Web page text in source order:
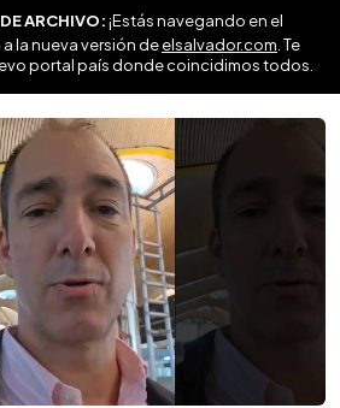
ARCHIVO:¡Estás navegando en el
la nueva versión deelsalvador.com . Te
portal país donde coincidimos todos.